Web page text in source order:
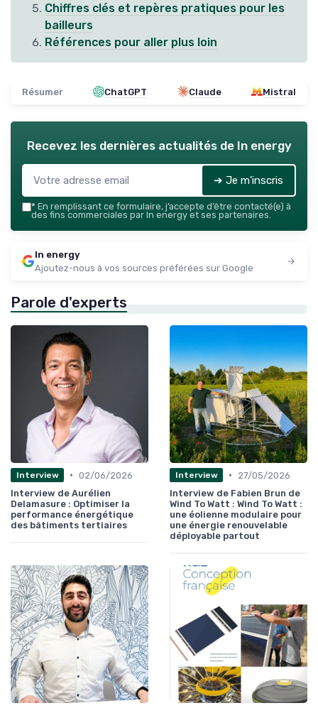
Chiffres clés et repères pratiques pour les
bailleurs
Références pour aller plus loin
Résumer ChatGPT Claude Mistral
Recevez les dernières actualités de In energy
➔ Je m'inscris
* En remplissant ce formulaire, j’accepte d’être contacté(e) à
des fins commerciales par In energy et ses partenaires.
In energy
Ajoutez-nous à vos sources préférées sur Google
Parole d'experts
Interview • 02/06/2026
Interview de Aurélien
Delamasure : Optimiser la
performance énergétique
des bâtiments tertiaires
Interview •
27/05/2026
Interview de Fabien Brun de
Wind To Watt : Wind To Watt :
une éolienne modulaire pour
une énergie renouvelable
déployable partout